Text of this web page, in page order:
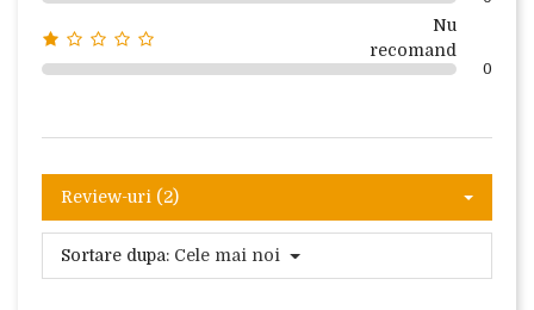
Nu
recomand
0
Review-uri (2)
Sortare dupa: Cele mai noi